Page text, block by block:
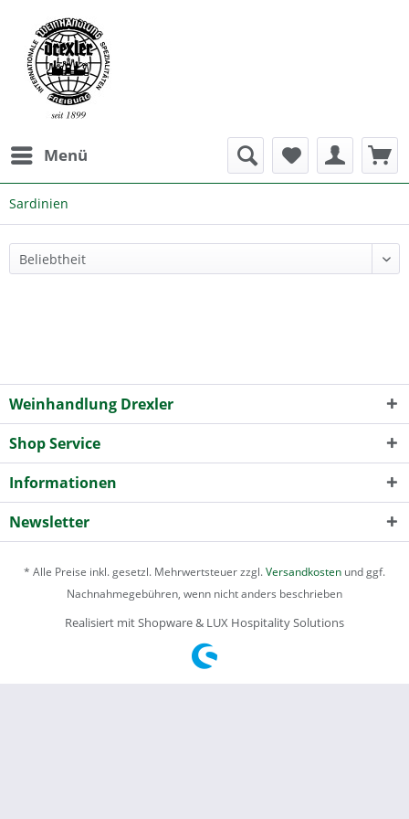
Menü
Sardinien
Weinhandlung Drexler
Shop Service
Informationen
Newsletter
* Alle Preise inkl. gesetzl. Mehrwertsteuer zzgl.Versandkosten und ggf.
Nachnahmegebühren, wenn nicht anders beschrieben
Realisiert mit Shopware & LUX Hospitality Solutions